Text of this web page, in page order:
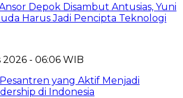
Depok Disambut Antusias, Yuni
Harus Jadi Pencipta Teknologi
- 06:06 WIB
yang Aktif Menjadi
di Indonesia